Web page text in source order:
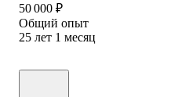
50 000 ₽
Общий опыт
25 лет 1 месяц